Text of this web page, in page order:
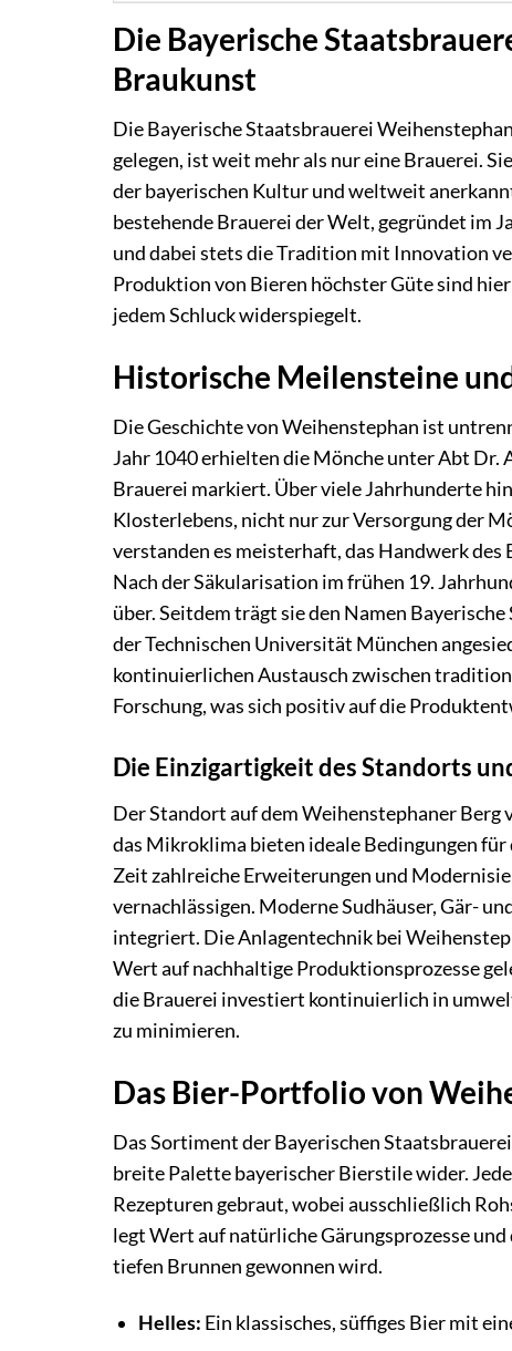
Die Bayerische
Braukunst
Die Bayerische Staatsbrauerei
gelegen, ist weit mehr als nur eine Brauerei.
der bayerischen Kultur und weltweit
bestehende Brauerei der Welt, gegründet im
und dabei stets die Tradition mit Innovation
Produktion von Bieren höchster Güte sind
jedem Schluck widerspiegelt.
Historische Meilensteine
Die Geschichte von Weihenstephan ist
Jahr 1040 erhielten die Mönche unter Abt Dr.
Brauerei markiert. Über viele Jahrhunderte
Klosterlebens, nicht nur zur Versorgung der
verstanden es meisterhaft, das Handwerk des
Nach der Säkularisation im frühen 19.
über. Seitdem trägt sie den Namen
der Technischen Universität München
kontinuierlichen Austausch zwischen
Forschung, was sich positiv auf die
Die Einzigartigkeit des Standorts
Der Standort auf dem Weihenstephaner Berg
das Mikroklima bieten ideale Bedingungen
Zeit zahlreiche Erweiterungen und
vernachlässigen. Moderne Sudhäuser, Gär-
integriert. Die Anlagentechnik bei
Wert auf nachhaltige Produktionsprozesse
die Brauerei investiert kontinuierlich in
zu minimieren.
Das Bier-Portfolio von
Das Sortiment der Bayerischen
breite Palette bayerischer Bierstile wider.
Rezepturen gebraut, wobei ausschließlich
legt Wert auf natürliche Gärungsprozesse
tiefen Brunnen gewonnen wird.
Helles: Ein klassisches, süffiges Bier mit